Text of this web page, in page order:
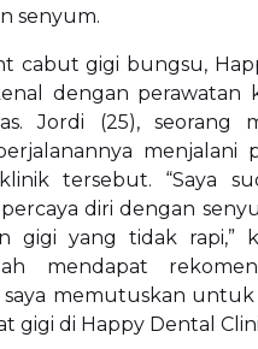
senyum.
cabut gigi bungsu,
dengan perawatan
Jordi (25), seorang
menjalani
tersebut. “Saya
diri dengan
gigi yang tidak rapi,”
mendapat
saya memutuskan
gigi di Happy Dental